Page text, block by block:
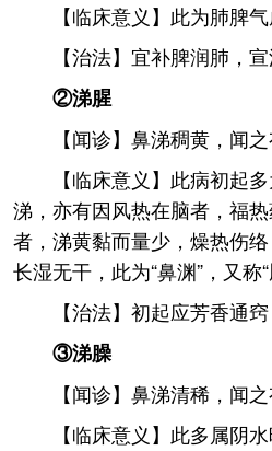
【临床意义】此为肺脾
【治法】宜补脾润肺，
②涕腥
【闻诊】鼻涕稠黄，闻之
【临床意义】此病初起
涕，亦有因风热在脑者，福
者，涕黄黏而量少，燥热伤
长湿无干，此为“鼻渊”，又称
【治法】初起应芳香通
③涕臊
【闻诊】鼻涕清稀，闻之
【临床意义】此多属阴